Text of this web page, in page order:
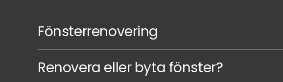
Fönsterrenovering
Renovera eller byta fönster?